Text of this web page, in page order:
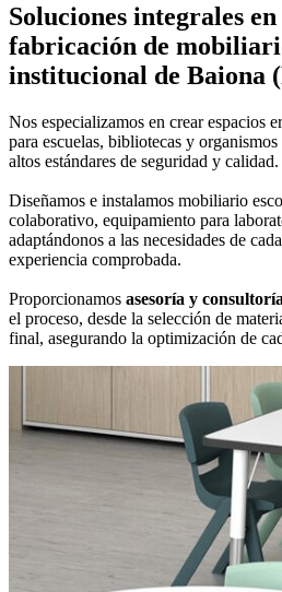
Soluciones integrales en
fabricación de
institucional de Baiona
Nos especializamos en crear espacios
para escuelas, bibliotecas y
altos estándares de seguridad y calidad.
Diseñamos e instalamos mobiliario
colaborativo, equipamiento para
adaptándonos a las necesidades de
experiencia comprobada.
Proporcionamos asesoría y consultoría
el proceso, desde la selección de
final, asegurando la optimización de